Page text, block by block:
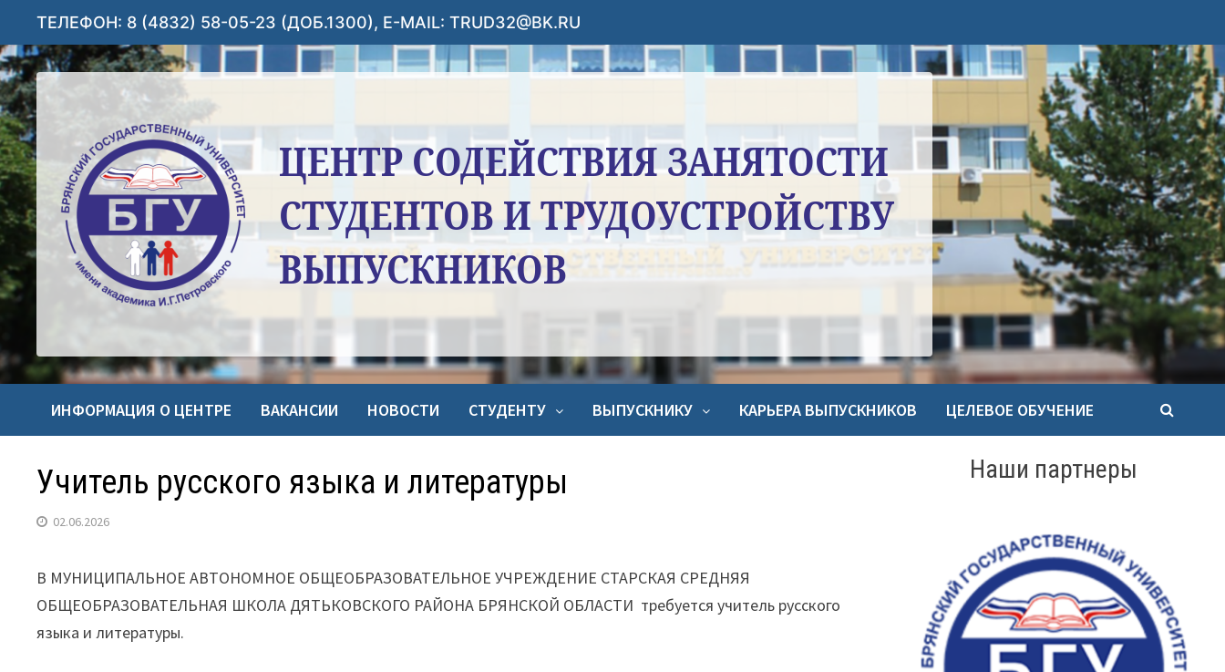
Перейти
содержимому
ТЕЛЕФОН: 8 (4832) 58-05-23 (ДОБ.1300), E-MAIL: TRUD32@BK.RU
ИНФОРМАЦИЯ О ЦЕНТРЕ ВАКАНСИИ НОВОСТИ СТУДЕНТУ ВЫПУСКНИКУ КАРЬЕРА ВЫПУСКНИКОВ ЦЕЛЕВОЕ ОБУЧЕНИЕ
Учитель русского языка и литературы
02.06.2026
В МУНИЦИПАЛЬНОЕ АВТОНОМНОЕ ОБЩЕОБРАЗОВАТЕЛЬНОЕ УЧРЕЖДЕНИЕ СТАРСКАЯ СРЕДНЯЯ
ОБЩЕОБРАЗОВАТЕЛЬНАЯ ШКОЛА ДЯТЬКОВСКОГО РАЙОНА БРЯНСКОЙ ОБЛАСТИ требуется учитель русского
языка и литературы.
Наши партнеры